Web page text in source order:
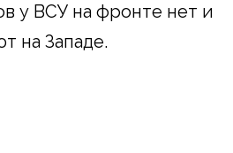
у ВСУ на фронте нет и
на Западе.